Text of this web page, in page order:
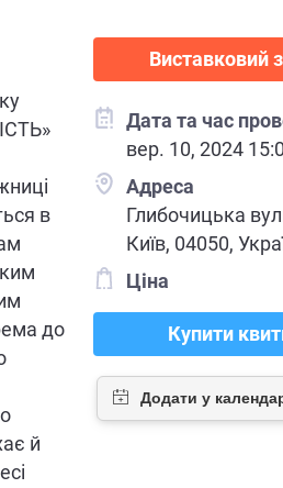
в
до
й
Виставковий
Дата та час
вер. 10, 2024
Адреса
Глибочицька
Київ, 04050,
Ціна
Купити